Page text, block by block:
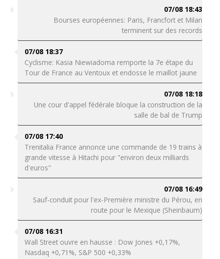
07/08 18:43
Bourses européennes: Paris, Francfort et Milan
terminent sur des records
07/08 18:37
Cyclisme: Kasia Niewiadoma remporte la 7e étape du
Tour de France au Ventoux et endosse le maillot jaune
07/08 18:18
Une cour d'appel fédérale bloque la construction de la
salle de bal de Trump
07/08 17:40
Trenitalia France annonce une commande de 19 trains à
grande vitesse à Hitachi pour "environ deux milliards
d'euros"
07/08 16:49
Sauf-conduit pour l'ex-Première ministre du Pérou, en
route pour le Mexique (Sheinbaum)
07/08 16:31
Wall Street ouvre en hausse : Dow Jones +0,17%,
Nasdaq +0,71%, S&P 500 +0,33%